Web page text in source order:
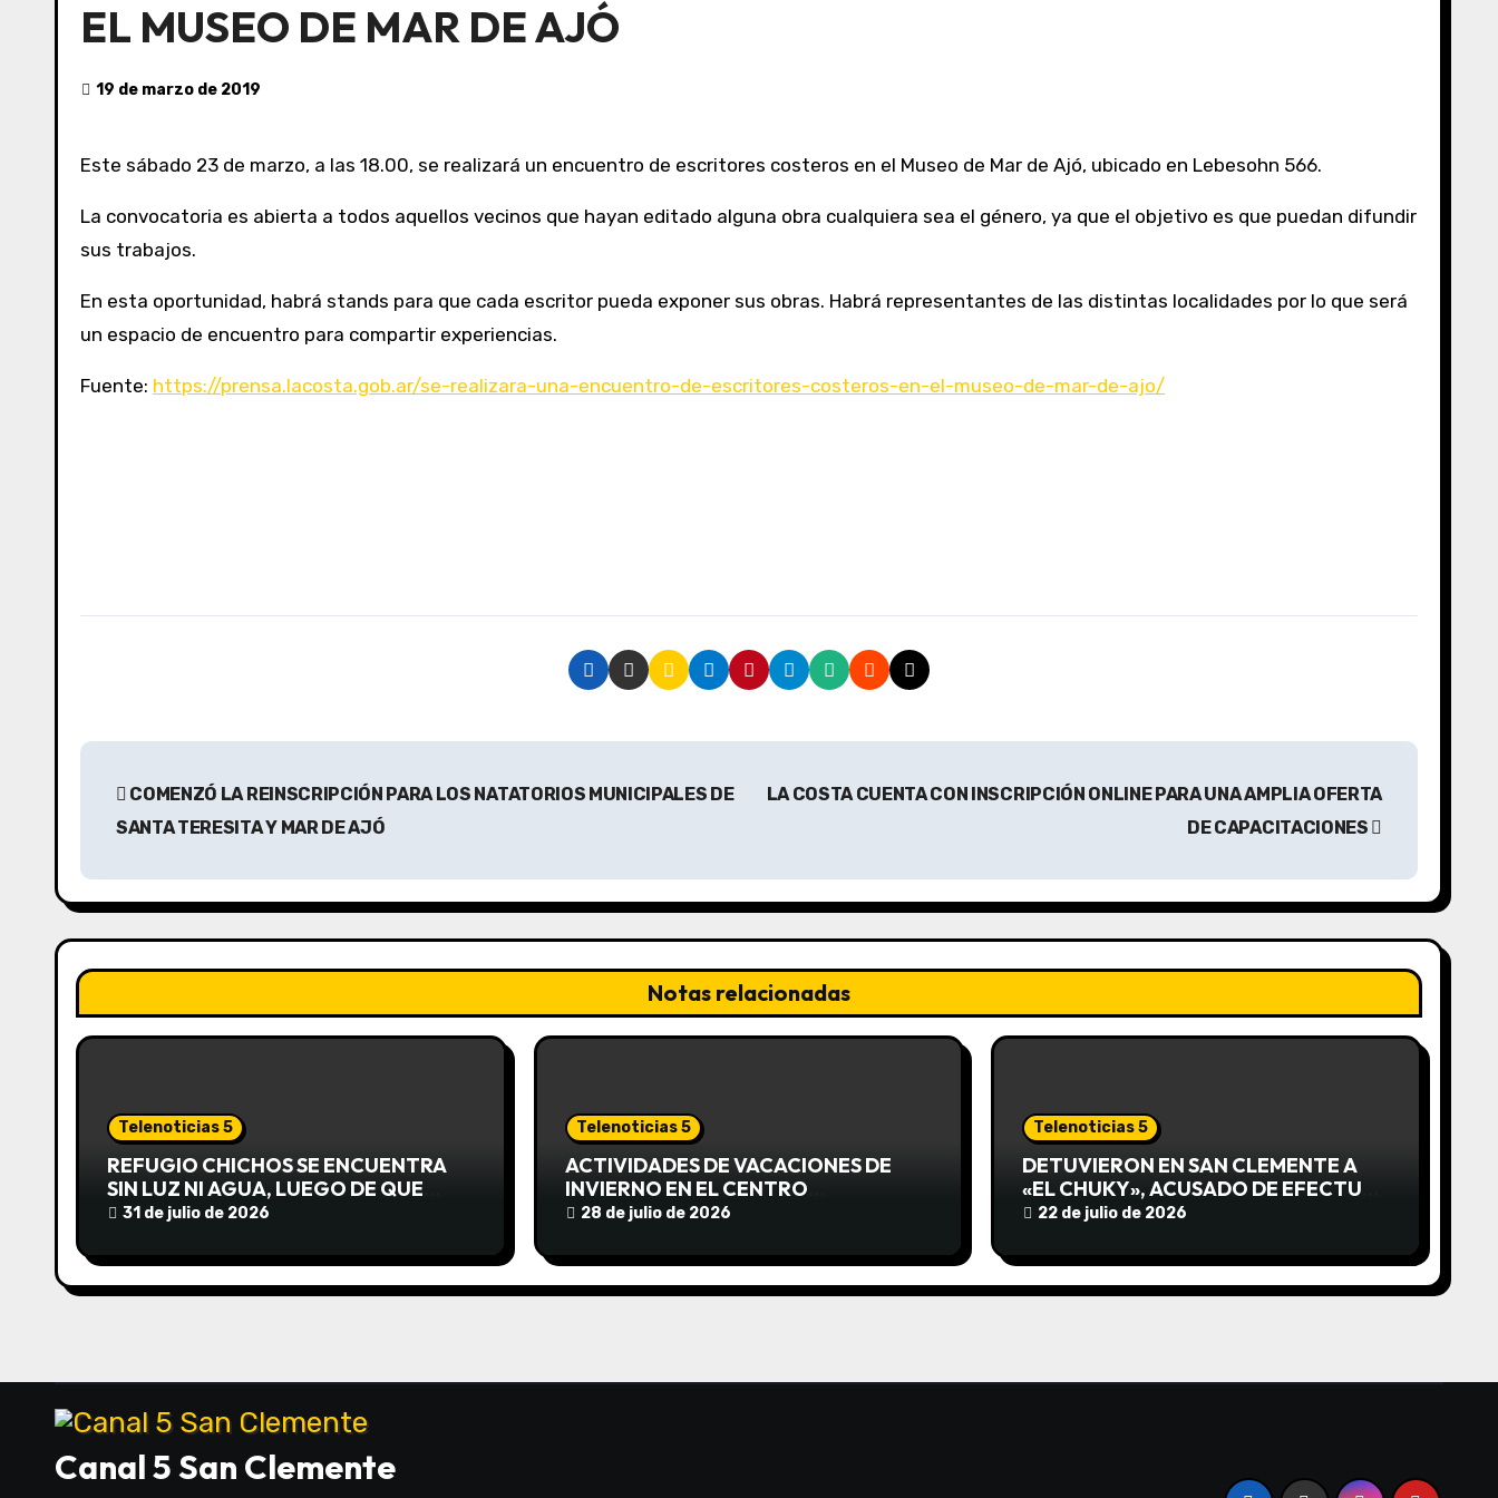
EL MUSEO DE MAR DE AJÓ
19 de marzo de 2019
Este sábado 23 de marzo, a las 18.00, se realizará un encuentro de escritores costeros en el Museo de Mar de Ajó, ubicado en Lebesohn 566.
La convocatoria es abierta a todos aquellos vecinos que hayan editado alguna obra cualquiera sea el género, ya que el objetivo es que puedan difundir
sus trabajos.
En esta oportunidad, habrá stands para que cada escritor pueda exponer sus obras. Habrá representantes de las distintas localidades por lo que será
un espacio de encuentro para compartir experiencias.
Fuente: https://prensa.lacosta.gob.ar/se-realizara-una-encuentro-de-escritores-costeros-en-el-museo-de-mar-de-ajo/
N
e
g
a
c
e
e
t
r
COMENZÓ LA REINSCRIPCIÓN PARA LOS NATATORIOS MUNICIPALES DE
SANTA TERESITA Y MAR DE AJÓ
LA COSTA CUENTA CON INSCRIPCIÓN ONLINE PARA UNA AMPLIA OFERTA
DE CAPACITACIONES
Notas relacionadas
Telenoticias 5
REFUGIO CHICHOS SE ENCUENTRA
SIN LUZ NI AGUA, LUEGO DE QUE
EDEA CORTARA EL SUMINISTRO SIN
31 de julio de 2026
Telenoticias 5
ACTIVIDADES DE VACACIONES DE
INVIERNO EN EL CENTRO
COMUNITARIO EL TALA
28 de julio de 2026
Telenoticias 5
DETUVIERON EN SAN CLEMENTE A
«EL CHUKY», ACUSADO DE EFECTUAR
DISPAROS CONTRA UN
ARMAS, DROGAS Y UN AUTO
ROBADO
22 de julio de 2026
Canal 5 San Clemente